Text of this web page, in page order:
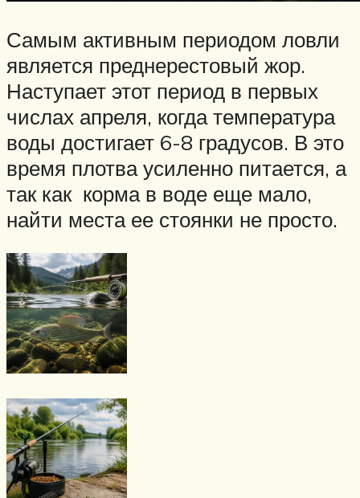
Самым активным периодом ловли
является преднерестовый жор.
Наступает этот период в первых
числах апреля, когда температура
воды достигает 6-8 градусов. В это
время плотва усиленно питается, а
так как корма в воде еще мало,
найти места ее стоянки не просто.